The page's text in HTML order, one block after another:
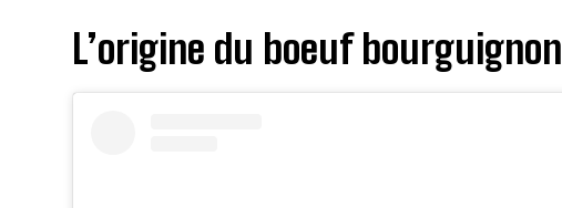
L’origine du boeuf bourguignon